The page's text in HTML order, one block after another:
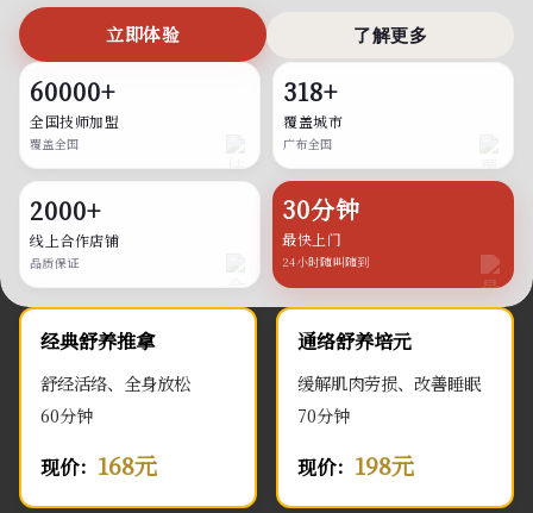
立即体验 了解更多
60000+
全国技师加盟
覆盖全国
318+
覆盖城市
广布全国
2000+
线上合作店铺
品质保证
30分钟
最快上门
24小时随叫随到
经典舒养推拿
舒经活络、全身放松
60分钟
现价： 168元
通络舒养培元
缓解肌肉劳损、改善睡眠
70分钟
现价： 198元